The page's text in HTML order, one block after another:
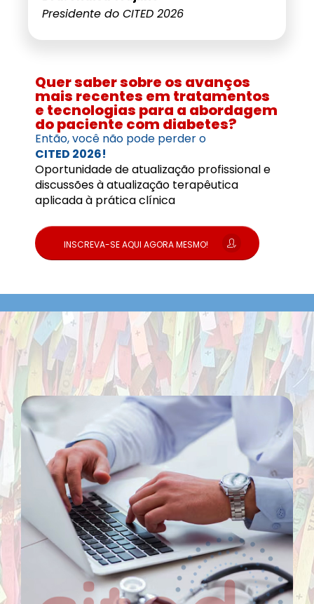
Presidente do CITED 2026
Quer saber sobre os avanços
mais recentes em tratamentos
e tecnologias para a abordagem
do paciente com diabetes?
Então, você não pode perder o
CITED 2026!
Oportunidade de atualização profissional e
discussões à atualização terapêutica
aplicada à prática clínica
INSCREVA-SE AQUI AGORA MESMO!